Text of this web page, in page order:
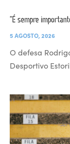
“É sempre
5 AGOSTO, 2026
O defesa
Desportivo